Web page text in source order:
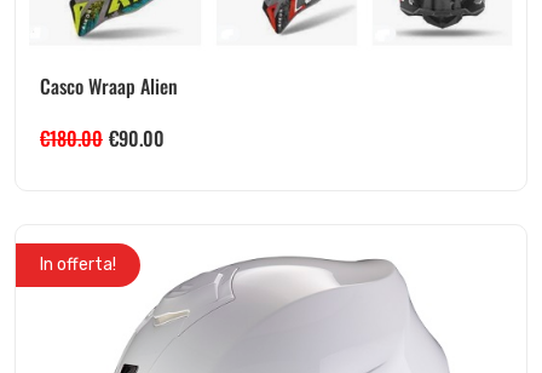
Casco Wraap Alien
€180.00 €90.00
In offerta!